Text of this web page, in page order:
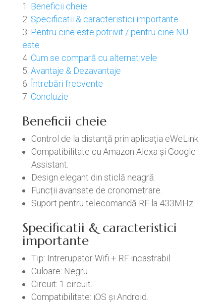
Beneficii cheie
Specificatii & caracteristici importante
Pentru cine este potrivit / pentru cine NU
este
Cum se compară cu alternativele
Avantaje & Dezavantaje
Întrebări frecvente
Concluzie
Beneficii cheie
Control de la distanță prin aplicația eWeLink.
Compatibilitate cu Amazon Alexa și Google
Assistant.
Design elegant din sticlă neagră.
Funcții avansate de cronometrare.
Suport pentru telecomandă RF la 433MHz.
Specificatii & caracteristici
importante
Tip: Intrerupator Wifi + RF incastrabil.
Culoare: Negru.
Circuit: 1 circuit.
Compatibilitate: iOS și Android.